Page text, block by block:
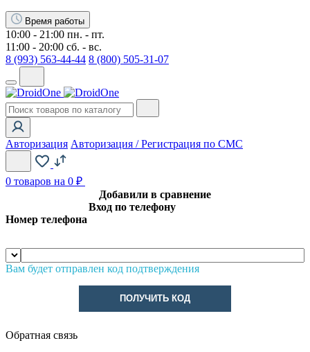
Время работы
10:00 - 21:00 пн. - пт.
11:00 - 20:00 сб. - вс.
8 (993) 563-44-44 8 (800) 505-31-07
Авторизация Авторизация / Регистрация по СМС
0 товаров на 0 ₽
Добавили в сравнение
Вход по телефону
Номер телефона
Вам будет отправлен код подтверждения
ПОЛУЧИТЬ КОД
Обратная связь